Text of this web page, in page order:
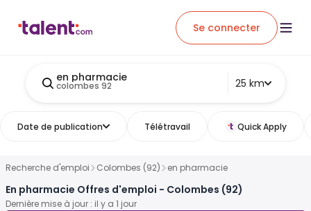
Se connecter
en pharmacie
colombes 92 25 km
Date de publication Télétravail Quick Apply
Recherche d'emploi Colombes (92) en pharmacie
En pharmacie Offres d'emploi - Colombes (92)
Dernière mise à jour : il y a 1 jour